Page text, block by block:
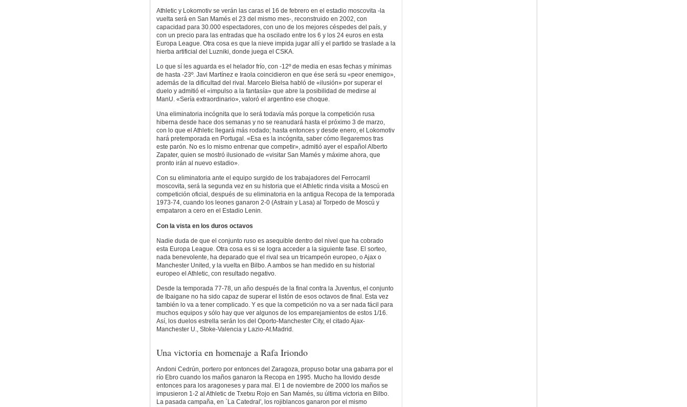
Athletic y Lokomotiv se verán las caras el 16 de febrero en el estadio moscovita -la
vuelta será en San Mamés el 23 del mismo mes-, reconstruido en 2002, con
capacidad para 30.000 espectadores, con uno de los mejores céspedes del país, y
con un precio para las entradas que ha oscilado entre los 6 y los 24 euros en esta
Europa League. Otra cosa es que la nieve impida jugar allí y el partido se traslade a la
hierba artificial del Luzniki, donde juega el CSKA.
Lo que sí les aguarda es el helador frío, con -12º de media en esas fechas y mínimas
de hasta -23º. Javi Martínez e Iraola coincidieron en que ése será su «peor enemigo»,
además de la dificultad del rival. Marcelo Bielsa habló de «ilusión» por superar el
duelo y admitió el «impulso a la fantasía» que abre la posibilidad de medirse al
ManU. «Sería extraordinario», valoró el argentino ese choque.
Una eliminatoria incógnita que lo será todavía más porque la competición rusa
hiberna desde hace dos semanas y no se reanudará hasta el próximo 3 de marzo,
con lo que el Athletic llegará más rodado; hasta entonces y desde enero, el Lokomotiv
hará pretemporada en Portugal. «Esa es la incógnita, saber cómo llegaremos tras
este parón. No es lo mismo entrenar que competir», admitió ayer el español Alberto
Zapater, quien se mostró ilusionado de «visitar San Mamés y máxime ahora, que
pronto irán al nuevo estadio».
Con su eliminatoria ante el equipo surgido de los trabajadores del Ferrocarril
moscovita, será la segunda vez en su historia que el Athletic rinda visita a Moscú en
competición oficial, después de su eliminatoria en la antigua Recopa de la temporada
1973-74, cuando los leones ganaron 2-0 (Astrain y Lasa) al Torpedo de Moscú y
empataron a cero en el Estadio Lenin.
Con la vista en los duros octavos
Nadie duda de que el conjunto ruso es asequible dentro del nivel que ha cobrado
esta Europa League. Otra cosa es si se logra acceder a la siguiente fase. El sorteo,
nada benevolente, ha deparado que el rival sea un tricampeón europeo, o Ajax o
Manchester United, y la vuelta en Bilbo. A ambos se han medido en su historial
europeo el Athletic, con resultado negativo.
Desde la temporada 77-78, un año después de la final contra la Juventus, el conjunto
de Ibaigane no ha sido capaz de superar el listón de esos octavos de final. Esta vez
también lo va a tener complicado. Y es que la competición no va a ser nada fácil para
muchos equipos y sólo hay que ver algunos de los emparejamientos de estos 1/16.
Así, los duelos estrella serán los del Oporto-Manchester City, el citado Ajax-
Manchester U., Stoke-Valencia y Lazio-At.Madrid.
Una victoria en homenaje a Rafa Iriondo
Andoni Cedrún, portero por entonces del Zaragoza, propuso botar una gabarra por el
río Ebro cuando los maños ganaron la Recopa en 1995. Mucho ha llovido desde
entonces para los aragoneses y para mal. El 1 de noviembre de 2000 los maños se
impusieron 1-2 al Athletic de Txetxu Rojo en San Mamés, su última victoria en Bilbo.
La pasada campaña, en `La Catedral', los rojiblancos ganaron por el mismo